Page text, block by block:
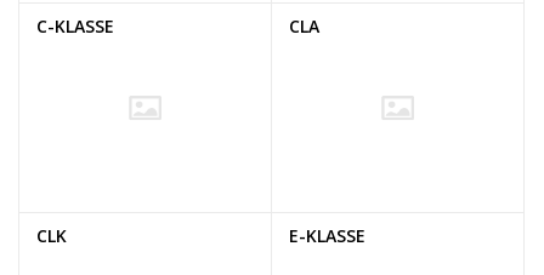
C-KLASSE CLA
CLK E-KLASSE